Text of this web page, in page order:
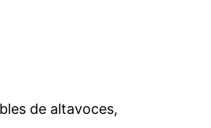
de altavoces,